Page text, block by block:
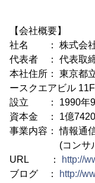
【会社概要】
社名 ： 株式会社
代表者 ： 代表取
本社住所： 東京都
ースクエアビル 11F
設立 ： 1990年9
資本金 ： 1億7420
事業内容： 情報通
(コンサルティ
URL ：
http://
ブログ ：
http://